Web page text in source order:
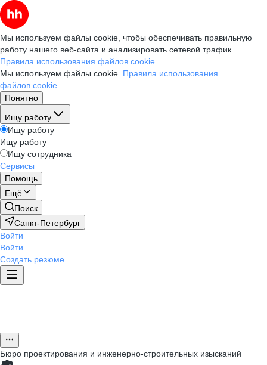
Мы используем файлы cookie, чтобы обеспечивать правильную
работу нашего веб-сайта и анализировать сетевой трафик.
Правила использования файлов cookie
Мы используем файлы cookie. Правила использования
файлов cookie
Понятно
Ищу работу
Ищу работу
Ищу работу
Ищу сотрудника
Сервисы
Помощь
Ещё
Поиск
Санкт-Петербург
Войти
Войти
Создать резюме
Бюро проектирования и инженерно-строительных изысканий